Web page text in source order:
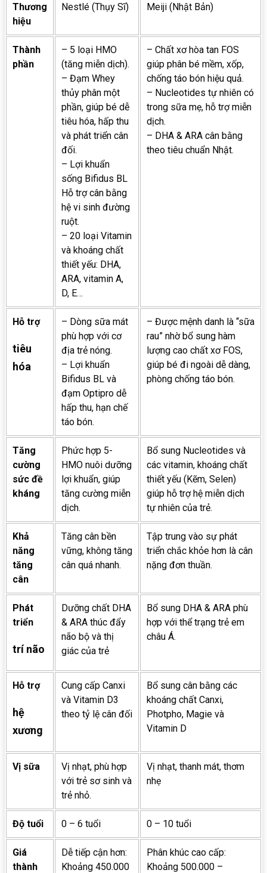
Thương
hiệu
Nestlé (Thụy Sĩ) Meiji (Nhật Bản)
Thành
phần
– 5 loại HMO
(tăng miễn dịch).
– Đạm Whey
thủy phân một
phần, giúp bé dễ
tiêu hóa, hấp thu
và phát triển cân
đối.
– Lợi khuẩn
sống Bifidus BL
Hỗ trợ cân bằng
hệ vi sinh đường
ruột.
– 20 loại Vitamin
và khoáng chất
thiết yếu: DHA,
ARA, vitamin A,
D, E…
– Chất xơ hòa tan FOS
giúp phân bé mềm, xốp,
chống táo bón hiệu quả.
– Nucleotides tự nhiên có
trong sữa mẹ, hỗ trợ miễn
dịch.
– DHA & ARA cân bằng
theo tiêu chuẩn Nhật.
Hỗ trợ
tiêu
hóa
– Dòng sữa mát
phù hợp với cơ
địa trẻ nóng.
– Lợi khuẩn
Bifidus BL và
đạm Optipro dễ
hấp thu, hạn chế
táo bón.
– Được mệnh danh là “sữa
rau” nhờ bổ sung hàm
lượng cao chất xơ FOS,
giúp bé đi ngoài dễ dàng,
phòng chống táo bón.
Tăng
cường
sức đề
kháng
Phức hợp 5-
HMO nuôi dưỡng
lợi khuẩn, giúp
tăng cường miễn
dịch.
Bổ sung Nucleotides và
các vitamin, khoáng chất
thiết yếu (Kẽm, Selen)
giúp hỗ trợ hệ miễn dịch
tự nhiên của trẻ.
Khả
năng
tăng
cân
Tăng cân bền
vững, không tăng
cân quá nhanh.
Tập trung vào sự phát
triển chắc khỏe hơn là cân
nặng đơn thuần.
Phát
triển
trí não
Dưỡng chất DHA
& ARA thúc đẩy
não bộ và thị
giác của trẻ
Bổ sung DHA & ARA phù
hợp với thể trạng trẻ em
châu Á.
Hỗ trợ
hệ
xương
Cung cấp Canxi
và Vitamin D3
theo tỷ lệ cân đối
Bổ sung cân bằng các
khoáng chất Canxi,
Photpho, Magie và
Vitamin D
Vị sữa
Vị nhạt, phù hợp
với trẻ sơ sinh và
trẻ nhỏ.
Vị nhạt, thanh mát, thơm
nhẹ
Độ tuổi 0 – 6 tuổi 0 – 10 tuổi
Giá
thành
Dễ tiếp cận hơn:
Khoảng 450.000
Phân khúc cao cấp:
Khoảng 500.000 –